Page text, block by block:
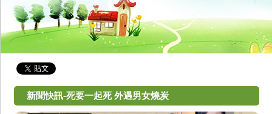
新聞快訊-死要一起死 外遇男女燒炭